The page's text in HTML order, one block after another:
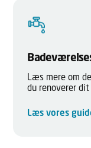
Læs mere om
du renoverer
Læs vores